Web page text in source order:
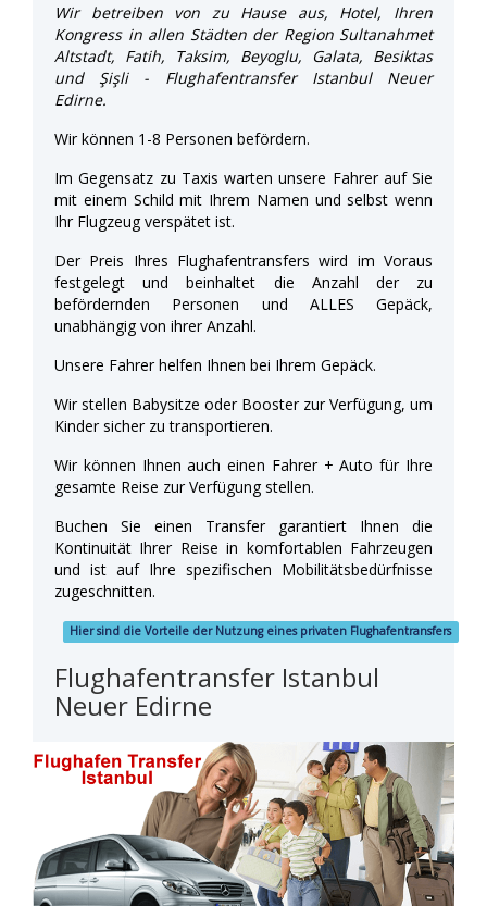
Wir betreiben von zu Hause aus, Hotel, Ihren
Kongress in allen Städten der Region Sultanahmet
Altstadt, Fatih, Taksim, Beyoglu, Galata, Besiktas
und Şişli - Flughafentransfer Istanbul Neuer
Edirne.
Wir können 1-8 Personen befördern.
Im Gegensatz zu Taxis warten unsere Fahrer auf Sie
mit einem Schild mit Ihrem Namen und selbst wenn
Ihr Flugzeug verspätet ist.
Der Preis Ihres Flughafentransfers wird im Voraus
festgelegt und beinhaltet die Anzahl der zu
befördernden Personen und ALLES Gepäck,
unabhängig von ihrer Anzahl.
Unsere Fahrer helfen Ihnen bei Ihrem Gepäck.
Wir stellen Babysitze oder Booster zur Verfügung, um
Kinder sicher zu transportieren.
Wir können Ihnen auch einen Fahrer + Auto für Ihre
gesamte Reise zur Verfügung stellen.
Buchen Sie einen Transfer garantiert Ihnen die
Kontinuität Ihrer Reise in komfortablen Fahrzeugen
und ist auf Ihre spezifischen Mobilitätsbedürfnisse
zugeschnitten.
Hier sind die Vorteile der Nutzung eines privaten Flughafentransfers
Flughafentransfer Istanbul
Neuer Edirne